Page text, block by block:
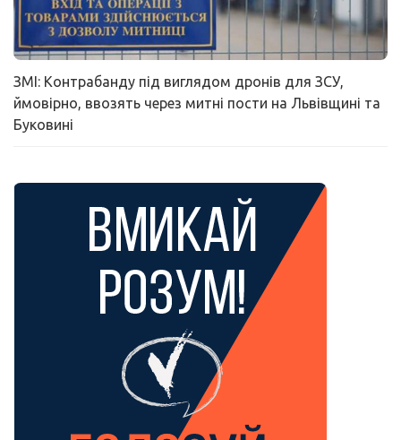
ЗМІ: Контрабанду під виглядом дронів для ЗСУ,
ймовірно, ввозять через митні пости на Львівщині та
Буковині